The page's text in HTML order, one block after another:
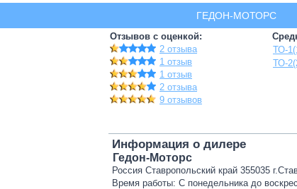
ГЕДОН-МОТОРС
Отзывов с оценкой:
2 отзыва
1 отзыв
1 отзыв
2 отзыва
9 отзывов
ТО-
ТО-
Информация о дилере
Гедон-Моторс
Россия Ставропольский край 355035
Время работы: С понедельника до